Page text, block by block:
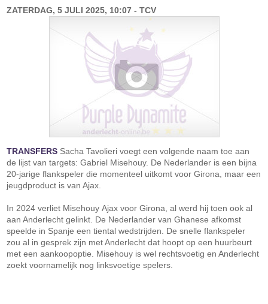
ZATERDAG, 5 JULI 2025, 10:07 - TCV
TRANSFERS Sacha Tavolieri voegt een volgende naam toe aan
de lijst van targets: Gabriel Misehouy. De Nederlander is een bijna
20-jarige flankspeler die momenteel uitkomt voor Girona, maar een
jeugdproduct is van Ajax.
In 2024 verliet Misehouy Ajax voor Girona, al werd hij toen ook al
aan Anderlecht gelinkt. De Nederlander van Ghanese afkomst
speelde in Spanje een tiental wedstrijden. De snelle flankspeler
zou al in gesprek zijn met Anderlecht dat hoopt op een huurbeurt
met een aankoopoptie. Misehouy is wel rechtsvoetig en Anderlecht
zoekt voornamelijk nog linksvoetige spelers.